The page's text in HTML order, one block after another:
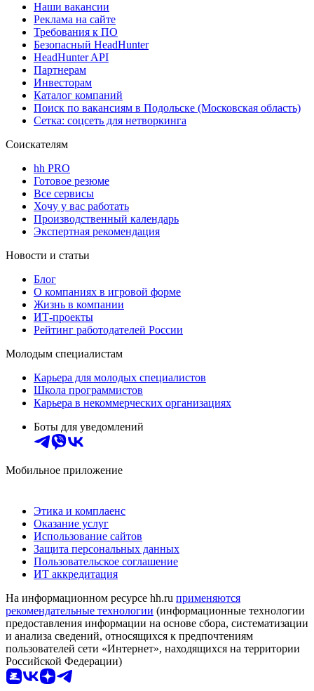
Наши вакансии
Реклама на сайте
Требования к ПО
Безопасный HeadHunter
HeadHunter API
Партнерам
Инвесторам
Каталог компаний
Поиск по вакансиям в Подольске (Московская область)
Сетка: соцсеть для нетворкинга
Соискателям
hh PRO
Готовое резюме
Все сервисы
Хочу у вас работать
Производственный календарь
Экспертная рекомендация
Новости и статьи
Блог
О компаниях в игровой форме
Жизнь в компании
ИТ-проекты
Рейтинг работодателей России
Молодым специалистам
Карьера для молодых специалистов
Школа программистов
Карьера в некоммерческих организациях
Боты для уведомлений
Мобильное приложение
Этика и комплаенс
Оказание услуг
Использование сайтов
Защита персональных данных
Пользовательское соглашение
ИТ аккредитация
На информационном ресурсе hh.ru применяются
рекомендательные технологии (информационные технологии
предоставления информации на основе сбора, систематизации
и анализа сведений, относящихся к предпочтениям
пользователей сети «Интернет», находящихся на территории
Российской Федерации)